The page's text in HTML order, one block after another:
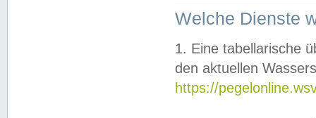
Welche Dienste
1. Eine tabellarische
den aktuellen
https://